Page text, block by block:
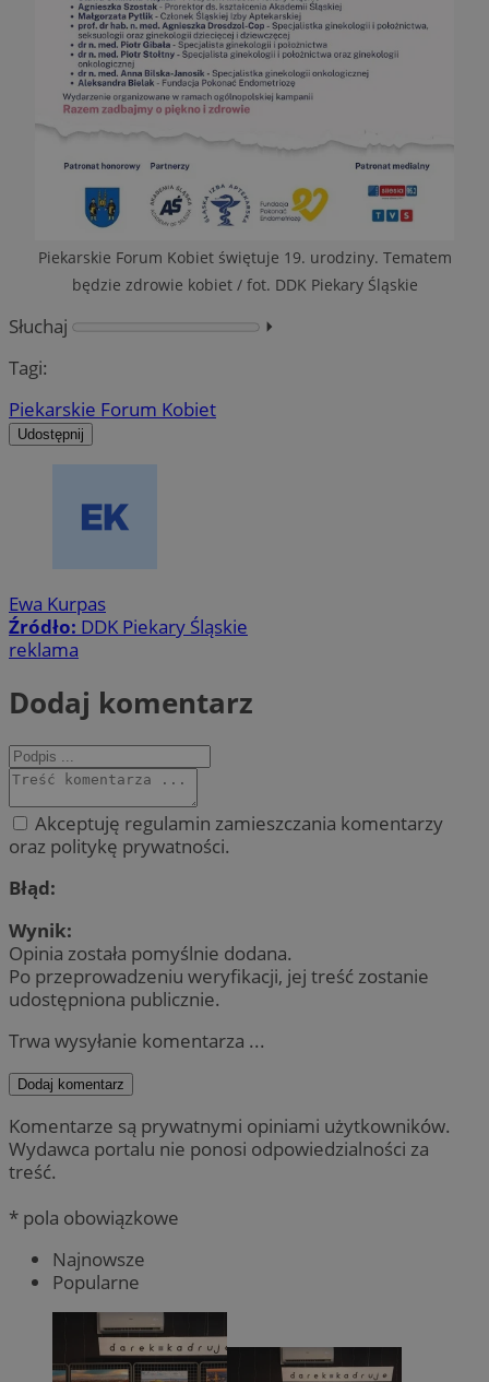
Piekarskie Forum Kobiet świętuje 19. urodziny. Tematem
będzie zdrowie kobiet / fot. DDK Piekary Śląskie
Słuchaj
⏵︎
Tagi:
Piekarskie Forum Kobiet
Udostępnij
Ewa Kurpas
Źródło: DDK Piekary Śląskie
reklama
Dodaj komentarz
Akceptuję regulamin zamieszczania komentarzy
oraz politykę prywatności.
Błąd:
Wynik:
Opinia została pomyślnie dodana.
Po przeprowadzeniu weryfikacji, jej treść zostanie
udostępniona publicznie.
Trwa wysyłanie komentarza ...
Dodaj komentarz
Komentarze są prywatnymi opiniami użytkowników.
Wydawca portalu nie ponosi odpowiedzialności za
treść.
* pola obowiązkowe
Najnowsze
Popularne